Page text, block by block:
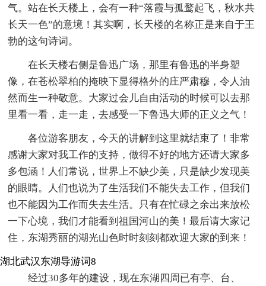
气。站在长天楼上，会有一种“落霞与孤鹜起飞，秋水共
长天一色”的意境！其实啊，长天楼的名称正是来自于王
勃的这句诗词。
在长天楼右侧是鲁迅广场，那里有鲁迅的半身塑
像，在苍松翠柏的掩映下显得格外的庄严肃穆，令人油
然而生一种敬意。大家过会儿自由活动的时候可以去那
里看一看，走一走，去感受一下鲁迅大师的正义之气！
各位游客朋友，今天的讲解到这里就结束了！非常
感谢大家对我工作的支持，做得不好的地方还请大家多
多包涵！人们常说，世界上不缺少美，只是缺少发现美
的眼睛。人们也说为了生活我们不能失去工作，但我们
也不能因为工作而失去生活。只有在忙碌之余出来放松
一下心境，我们才能看到祖国河山的美！最后请大家记
住，东湖秀丽的湖光山色时时刻刻都欢迎大家的到来！
湖北武汉东湖导游词8
经过30多年的建设，现在东湖四周已有亭、台、